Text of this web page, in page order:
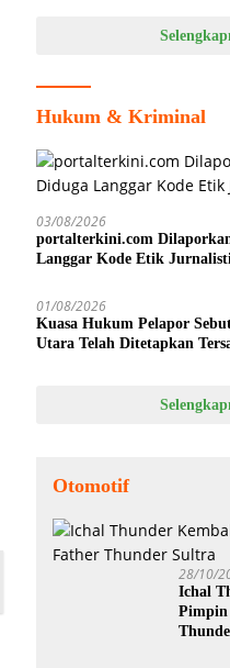
Hukum & Kriminal
03/08/2026
portalterkini.com
Langgar Kode Etik
01/08/2026
Kuasa Hukum Pelapor
Utara Telah Ditetapkan
Otomotif
28/10/
Ichal
Pimpin